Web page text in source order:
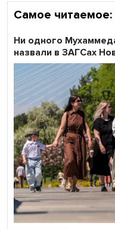
Самое читаемое:
Ни одного
назвали в ЗАГСах